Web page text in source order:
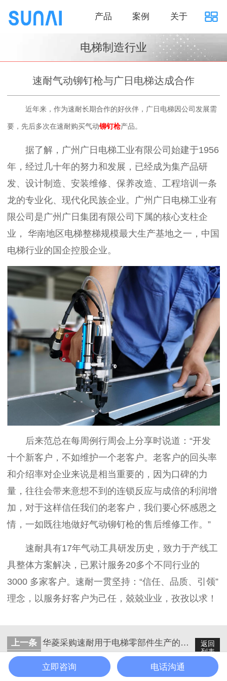
产品 案例 关于
电梯制造行业
速耐气动铆钉枪与广日电梯达成合作
近年来，作为速耐长期合作的好伙伴，广日电梯因公司发展需
要，先后多次在速耐购买气动铆钉枪产品。
据了解，广州广日电梯工业有限公司始建于1956
年，经过 几十年的努力和发展，已经成为集产品研
发、设计制造、安装维修、保养改造、工程培训一条
龙的专业化、现代化民族企业。广州广日电梯工业有
限公司是广州广日集团有限公司下属的核心支柱企
业，
华南地区电梯整梯规模最大生产基地之一，中国
电梯行业的国企控股企业。
后来范总在每周例行周会上分享时说道：“开发
十个新客户，不如维护一个老客户。老客户的回头率
和介绍率对企业来说是相当重要的，因为口碑的力
量，往往会带来意想不到的连锁反应与成倍的利润增
加，对于这样信任我们的老客户，我们要心怀感恩之
情，一如既往地做好气动铆钉枪的售后维修工作。”
速耐具有17年气动工具研发历史，致力于产线工
具整体方案解决，已累计服务20多个不同行业的
3000 多家客户。速耐一贯坚持： “信任、品质、引领”
理念，以服务好客户为己任，兢兢业业，孜孜以求！
返回
列表
上一条 华菱采购速耐用于电梯零部件生产的气动铆钉枪
下一条 红狮电梯采购速耐拉铆螺母枪
立即咨询 电话沟通